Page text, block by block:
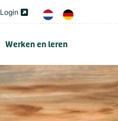
Login
Werken en leren